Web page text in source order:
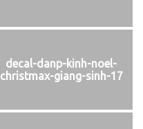
decal-danp-kinh-noel-
christmax-giang-sinh-17